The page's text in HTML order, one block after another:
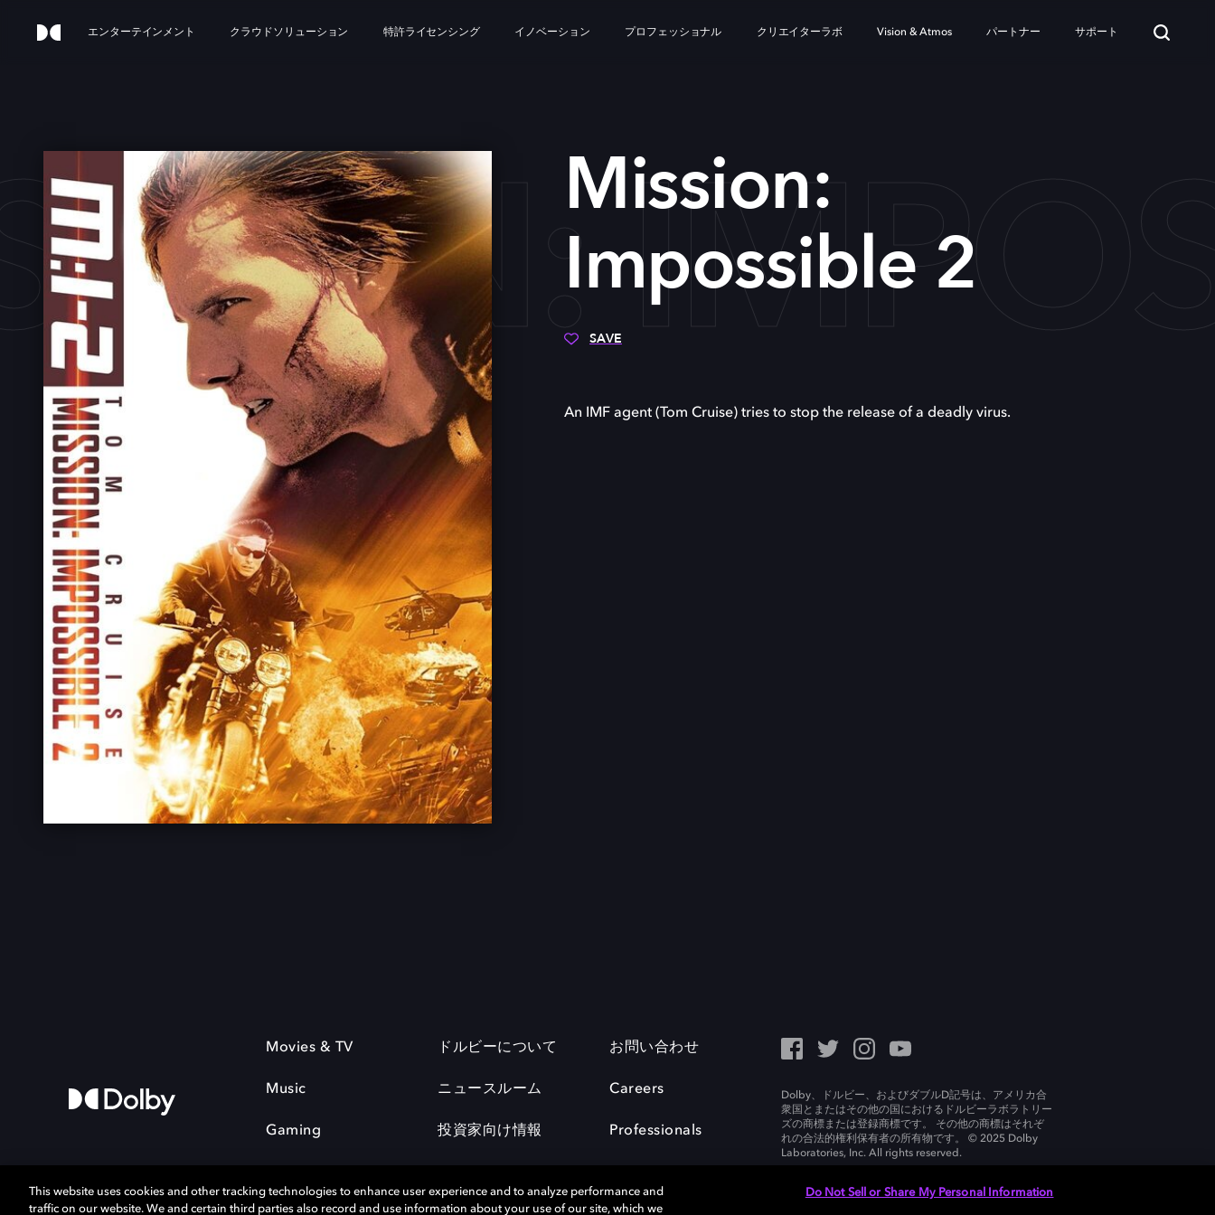
エンターテインメント クラウドソリューション 特許ライセンシング イノベーション プロフェッショナル クリエイターラボ Vision & Atmos パートナー サポート
Mission:
Impossible 2
SAVE
An IMF agent (Tom Cruise) tries to stop the release of a deadly virus.
Movies & TV
Music
Gaming
ドルビーについて
ニュースルーム
投資家向け情報
お問い合わせ
Careers
Professionals
Dolby、ドルビー、およびダブルD記号は、アメリカ合
衆国とまたはその他の国におけるドルビーラボラトリー
ズの商標または登録商標です。 その他の商標はそれぞ
れの合法的権利保有者の所有物です。 © 2025 Dolby
Laboratories, Inc. All rights reserved.
This website uses cookies and other tracking technologies to enhance user experience and to analyze performance and
traffic on our website. We and certain third parties also record and use information about your use of our site, which we
Do Not Sell or Share My Personal Information